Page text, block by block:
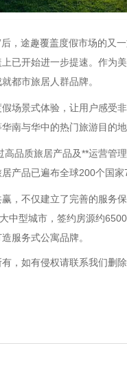
后，途趣覆盖度假市场的
已开始进一步提速。作为
都市旅居人群品牌。
场景式体验，让用户感受
南与华中的热门旅游目的
品质旅居产品及**运营管
产品已遍布全球200个国家
，不仅建立了完善的服务
中型城市，签约房源约
服务式公寓品牌。
，如有侵权请联系我们删